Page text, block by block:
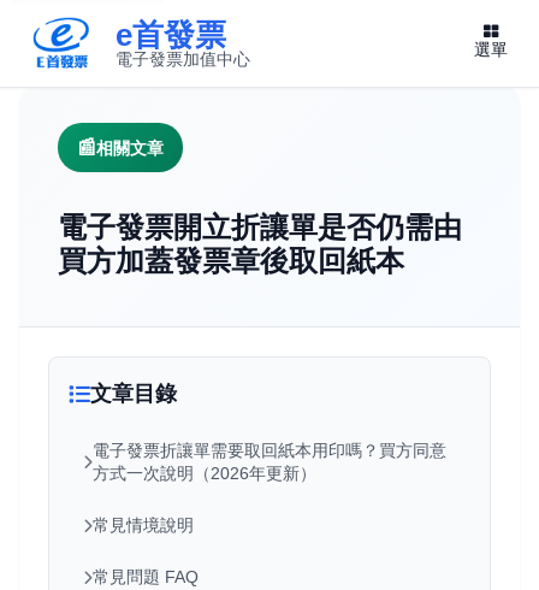
e首發票
電子發票加值中心 選單
相關文章
電子發票開立折讓單是否仍需由
買方加蓋發票章後取回紙本
文章目錄
電子發票折讓單需要取回紙本用印嗎？買方同意
方式一次說明（2026年更新）
常見情境說明
常見問題 FAQ